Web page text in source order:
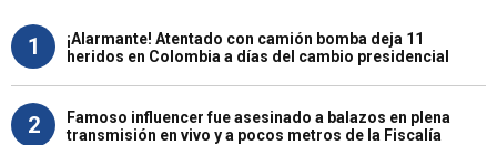
1
¡Alarmante! Atentado con camión bomba deja 11
heridos en Colombia a días del cambio presidencial
2
Famoso influencer fue asesinado a balazos en plena
transmisión en vivo y a pocos metros de la Fiscalía